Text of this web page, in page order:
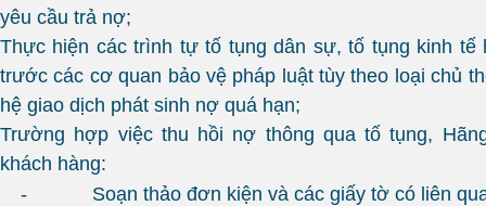
yêu cầu trả nợ;
Thực hiện các trình tự tố tụng dân sự, tố tụng kinh tế
trước các cơ quan bảo vệ pháp luật tùy theo loại chủ
hệ giao dịch phát sinh nợ quá hạn;
Trường hợp việc thu hồi nợ thông qua tố tụng,
khách hàng:
-
Soạn thảo đơn kiện và các giấy tờ có liên